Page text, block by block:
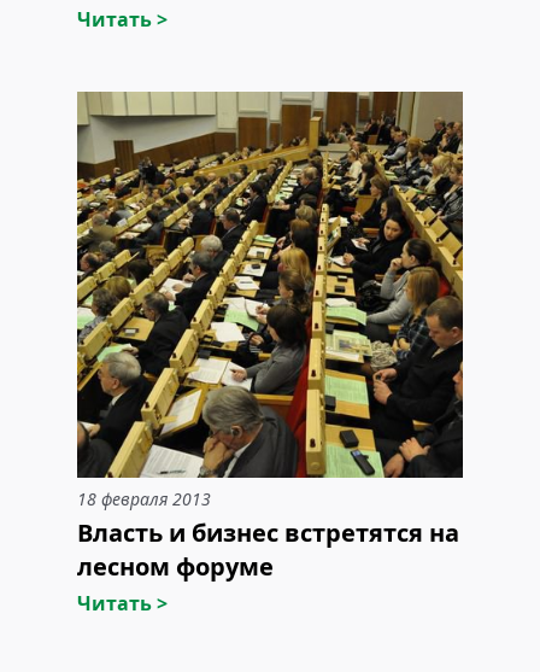
Читать >
18 февраля 2013
Власть и бизнес встретятся на
лесном форуме
Читать >